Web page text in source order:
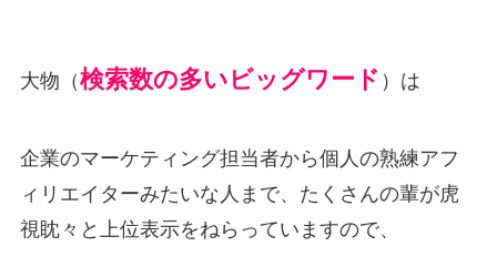
大物（検索数の多いビッグワード ）は
企業のマーケティング担当者から個人の熟練アフ
ィリエイターみたいな人まで、たくさんの輩が虎
視眈々と上位表示をねらっていますので、